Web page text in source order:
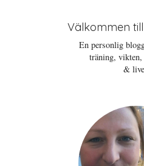
Välkommen
En personlig
träning, vikten,
&